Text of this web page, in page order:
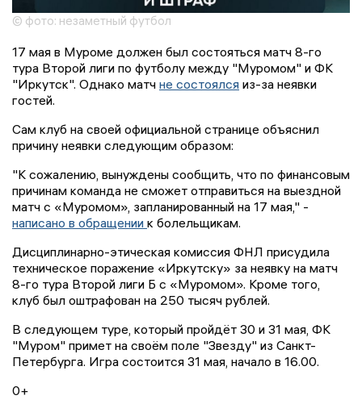
© фото: незаметный футбол
17 мая в Муроме должен был состояться матч 8-го
тура Второй лиги по футболу между "Муромом" и ФК
"Иркутск". Однако матч не состоялся из-за неявки
гостей.
Сам клуб на своей официальной странице объяснил
причину неявки следующим образом:
"К сожалению, вынуждены сообщить, что по финансовым
причинам команда не сможет отправиться на выездной
матч с «Муромом», запланированный на 17 мая," -
написано в обращении к болельщикам.
Дисциплинарно-этическая комиссия ФНЛ присудила
техническое поражение «Иркутску» за неявку на матч
8-го тура Второй лиги Б с «Муромом». Кроме того,
клуб был оштрафован на 250 тысяч рублей.
В следующем туре, который пройдёт 30 и 31 мая, ФК
"Муром" примет на своём поле "Звезду" из Санкт-
Петербурга. Игра состоится 31 мая, начало в 16.00.
0+